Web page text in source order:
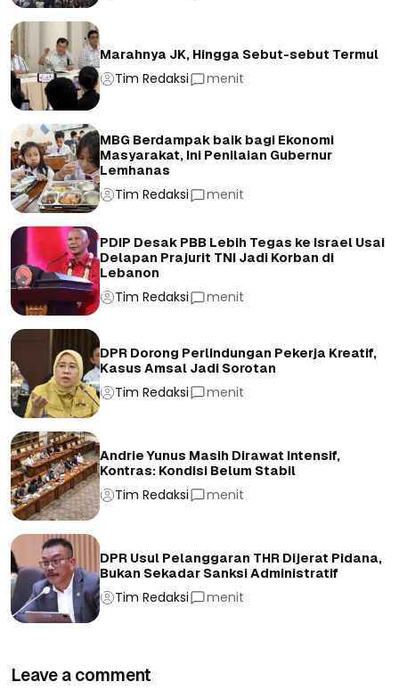
Marahnya JK, Hingga Sebut-sebut Termul
Tim Redaksi menit
MBG Berdampak baik bagi Ekonomi
Masyarakat, Ini Penilaian Gubernur
Lemhanas
Tim Redaksi menit
PDIP Desak PBB Lebih Tegas ke Israel Usai
Delapan Prajurit TNI Jadi Korban di
Lebanon
Tim Redaksi menit
DPR Dorong Perlindungan Pekerja Kreatif,
Kasus Amsal Jadi Sorotan
Tim Redaksi menit
Andrie Yunus Masih Dirawat Intensif,
Kontras: Kondisi Belum Stabil
Tim Redaksi menit
DPR Usul Pelanggaran THR Dijerat Pidana,
Bukan Sekadar Sanksi Administratif
Tim Redaksi menit
Leave a comment